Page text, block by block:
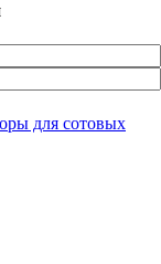
для сотовых